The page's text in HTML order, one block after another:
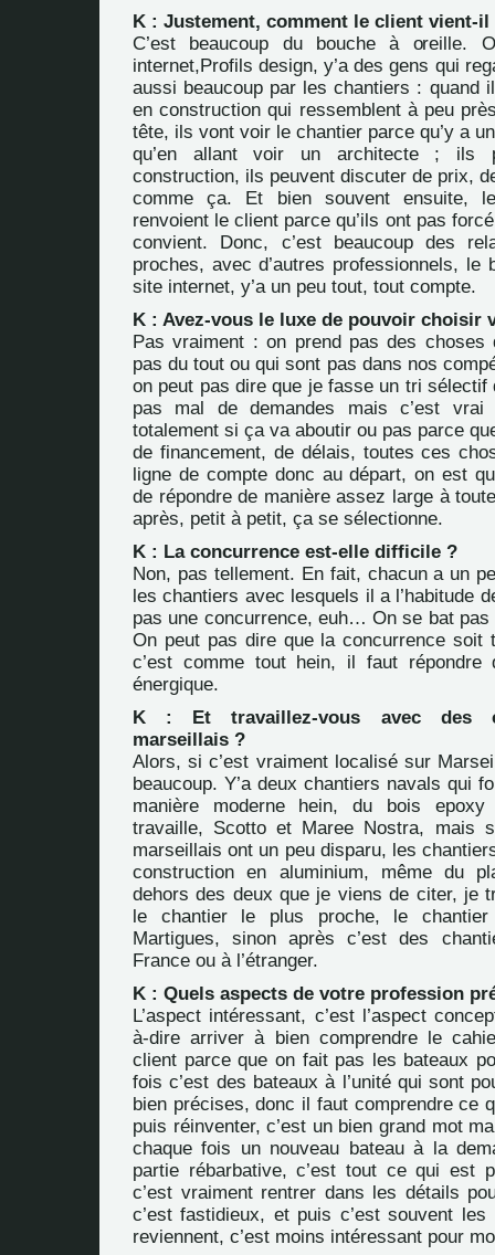
K : Justement, comment le client vient-il
C’est beaucoup du bouche à oreille.
internet,Profils design, y’a des gens qui
aussi beaucoup par les chantiers : quand
en construction qui ressemblent à peu
tête, ils vont voir le chantier parce qu’y a
qu’en allant voir un architecte ; ils
construction, ils peuvent discuter de prix,
comme ça. Et bien souvent ensuite,
renvoient le client parce qu’ils ont pas
convient. Donc, c’est beaucoup des
proches, avec d’autres professionnels, le
site internet, y’a un peu tout, tout compte.
K : Avez-vous le luxe de pouvoir choisir
Pas vraiment : on prend pas des choses
pas du tout ou qui sont pas dans nos
on peut pas dire que je fasse un tri sélectif
pas mal de demandes mais c’est vrai
totalement si ça va aboutir ou pas parce
de financement, de délais, toutes ces
ligne de compte donc au départ, on est
de répondre de manière assez large à
après, petit à petit, ça se sélectionne.
K : La concurrence est-elle difficile ?
Non, pas tellement. En fait, chacun a un
les chantiers avec lesquels il a l’habitude
pas une concurrence, euh… On se bat
On peut pas dire que la concurrence soit
c’est comme tout hein, il faut répondre
énergique.
K : Et travaillez-vous avec des
marseillais ?
Alors, si c’est vraiment localisé sur
beaucoup. Y’a deux chantiers navals qui
manière moderne hein, du bois
travaille, Scotto et Maree Nostra, mais
marseillais ont un peu disparu, les
construction en aluminium, même du
dehors des deux que je viens de citer, je
le chantier le plus proche, le
Martigues, sinon après c’est des
France ou à l’étranger.
K : Quels aspects de votre profession
L’aspect intéressant, c’est l’aspect
à-dire arriver à bien comprendre le
client parce que on fait pas les bateaux
fois c’est des bateaux à l’unité qui sont
bien précises, donc il faut comprendre ce
puis réinventer, c’est un bien grand mot
chaque fois un nouveau bateau à la
partie rébarbative, c’est tout ce qui est
c’est vraiment rentrer dans les détails
c’est fastidieux, et puis c’est souvent
reviennent, c’est moins intéressant pour